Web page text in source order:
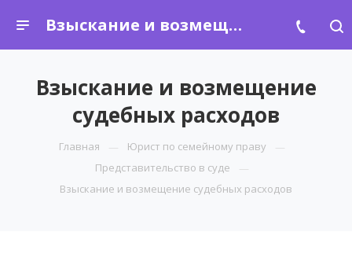
Взыскание и возмещение судебных расходов
Взыскание и возмещение
судебных расходов
Главная
Юрист по семейному праву
Представительство в суде
Взыскание и возмещение судебных расходов